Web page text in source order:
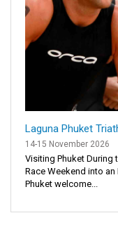
Laguna Phuket
14-15 November 2026
Visiting Phuket During
Race Weekend into an
Phuket welcome...